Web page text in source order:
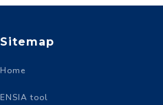
Sitemap
Home
ENSIA tool